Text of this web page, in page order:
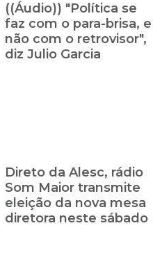
((Áudio)) "Política se
faz com o para-brisa, e
não com o retrovisor",
diz Julio Garcia
Direto da Alesc, rádio
Som Maior transmite
eleição da nova mesa
diretora neste sábado